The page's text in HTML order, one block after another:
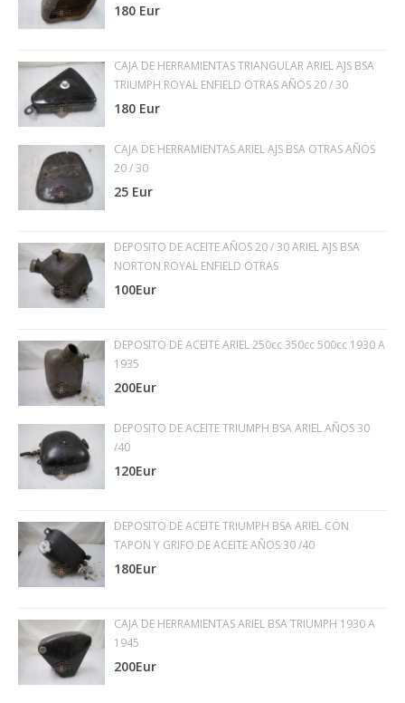
180 Eur
CAJA DE HERRAMIENTAS TRIANGULAR ARIEL AJS BSA
TRIUMPH ROYAL ENFIELD OTRAS AÑOS 20 / 30
180 Eur
CAJA DE HERRAMIENTAS ARIEL AJS BSA OTRAS AÑOS
20 / 30
25 Eur
DEPOSITO DE ACEITE AÑOS 20 / 30 ARIEL AJS BSA
NORTON ROYAL ENFIELD OTRAS
100Eur
DEPOSITO DE ACEITE ARIEL 250cc 350cc 500cc 1930 A
1935
200Eur
DEPOSITO DE ACEITE TRIUMPH BSA ARIEL AÑOS 30
/40
120Eur
DEPOSITO DE ACEITE TRIUMPH BSA ARIEL CON
TAPON Y GRIFO DE ACEITE AÑOS 30 /40
180Eur
CAJA DE HERRAMIENTAS ARIEL BSA TRIUMPH 1930 A
1945
200Eur